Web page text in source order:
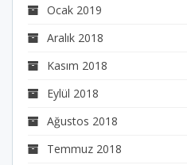
Ocak 2019
Aralık 2018
Kasım 2018
Eylül 2018
Ağustos 2018
Temmuz 2018